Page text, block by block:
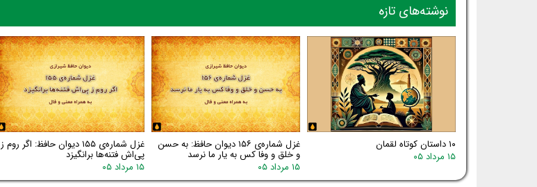
۱۰ داستان کوتاه لقمان
۱۵ مرداد ۰۵
غزل شماره‌ی ۱۵۶ دیوان حافظ: به حسن
و خلق و وفا کس به یار ما نرسد
۱۵ مرداد ۰۵
غزل شماره‌ی ۱۵۵ دیوان حافظ: اگر روم ز
پی‌اش فتنه‌ها برانگیزد
۱۵ مرداد ۰۵
نوشته‌های تازه